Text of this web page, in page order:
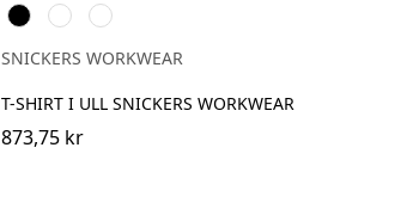
Svart Grå
melerad
Khakigrön
SNICKERS WORKWEAR
T-SHIRT I ULL SNICKERS WORKWEAR
873,75 kr